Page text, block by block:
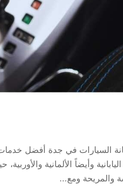
السيارات في جدة أفضل
وأيضاً الألمانية
والمريحة ومع...